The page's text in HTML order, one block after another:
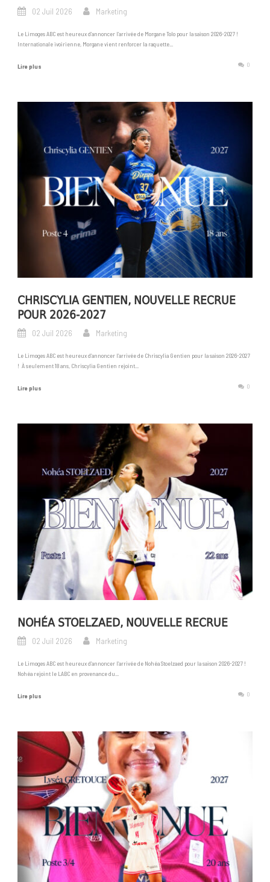
02 Juil 2026 Marketing
Le Limoges ABC est heureux d’annoncer l’arrivée de Morgane Tolo pour la saison 2026-2027 !
Internationale ivoirienne, Morgane vient renforcer la raquette...
Lire plus 0
CHRISCYLIA GENTIEN, NOUVELLE RECRUE
POUR 2026-2027
02 Juil 2026 Marketing
Le Limoges ABC est heureux d’annoncer l’arrivée de Chriscylia Gentien pour la saison 2026-2027
! À seulement 18 ans, Chriscylia Gentien rejoint...
Lire plus 0
NOHÉA STOELZAED, NOUVELLE RECRUE
02 Juil 2026 Marketing
Le Limoges ABC est heureux d’annoncer l’arrivée de Nohéa Stoelzaed pour la saison 2026-2027 !
Nohéa rejoint le LABC en provenance du...
Lire plus 0